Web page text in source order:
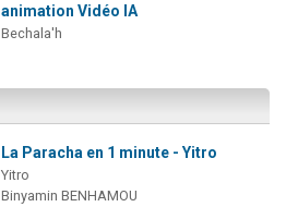
animation Vidéo IA
Bechala'h
La Paracha en 1 minute - Yitro
Yitro
Binyamin BENHAMOU